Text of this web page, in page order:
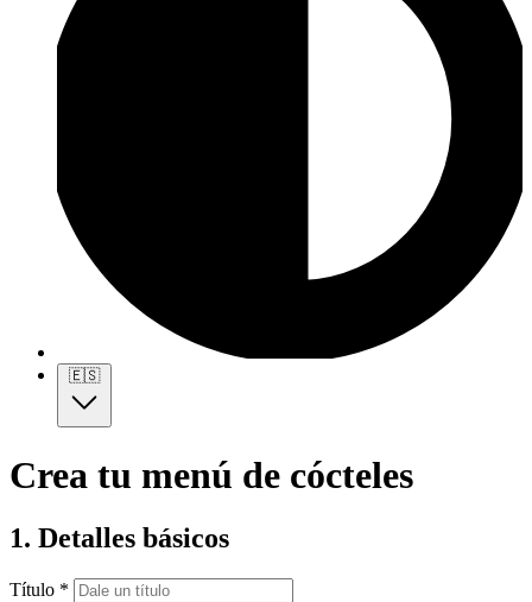
🇪🇸
Crea tu menú de cócteles
1. Detalles básicos
Título *